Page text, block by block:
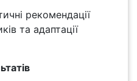
рекомендації
та адаптації